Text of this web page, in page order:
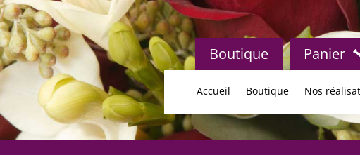
Boutique Panier
Accueil Boutique Nos